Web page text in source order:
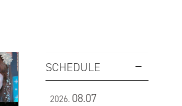
SCHEDULE
2026. 08.07